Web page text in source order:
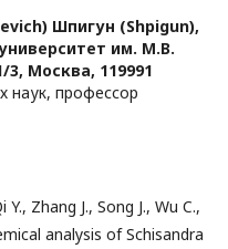
Шпигун (Shpigun),
им. М.В.
Москва, 119991
наук, профессор
Zhang J., Song J., Wu C.,
analysis of Schisandra